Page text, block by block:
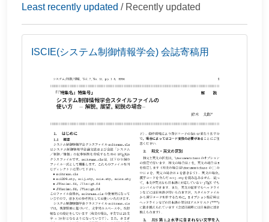
Least recently updated / Recently updated
ISCIE(システム制御情報学会) 会誌寄稿用